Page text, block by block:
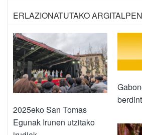
ERLAZIONATUTAKO
2025eko San Tomas
Egunak Irunen utzitako